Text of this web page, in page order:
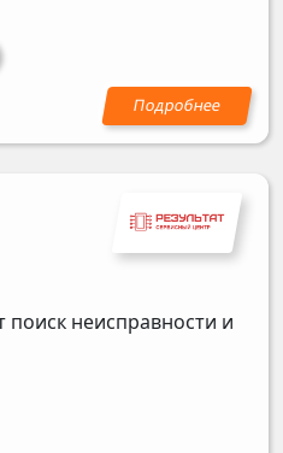
поиск неисправности и